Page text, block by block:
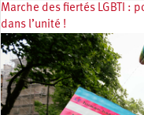
Marche des fiertés LGBTI :
dans l’unité !